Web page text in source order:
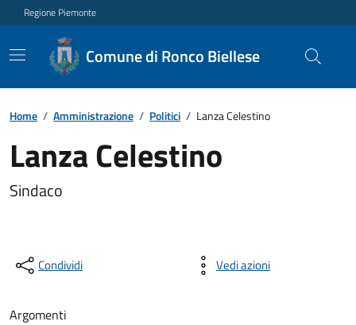
Regione Piemonte
Comune di Ronco Biellese
Home / Amministrazione / Politici / Lanza Celestino
Lanza Celestino
Sindaco
Condividi Vedi azioni
Argomenti